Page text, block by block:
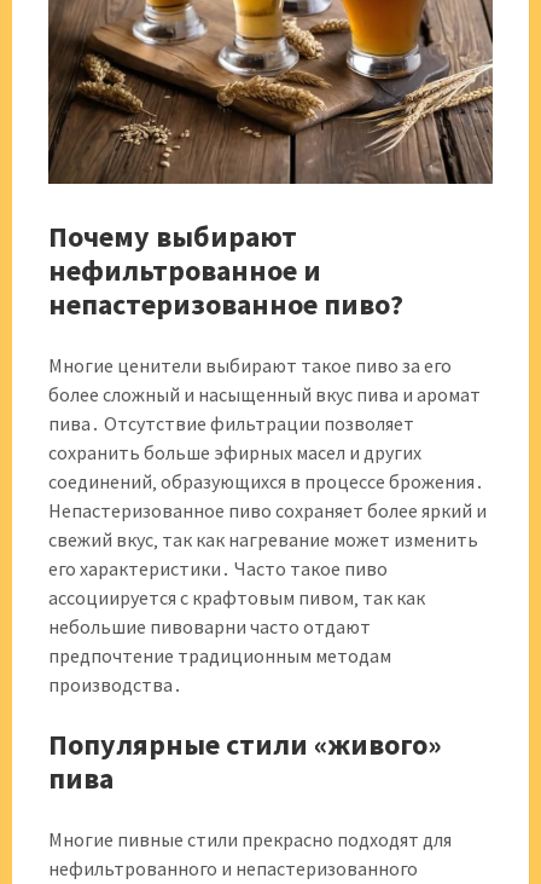
Почему выбирают
нефильтрованное и
непастеризованное пиво?
Многие ценители выбирают такое пиво за его
более сложный и насыщенный вкус пива и аромат
пива․ Отсутствие фильтрации позволяет
сохранить больше эфирных масел и других
соединений‚ образующихся в процессе брожения․
Непастеризованное пиво сохраняет более яркий и
свежий вкус‚ так как нагревание может изменить
его характеристики․ Часто такое пиво
ассоциируется с крафтовым пивом‚ так как
небольшие пивоварни часто отдают
предпочтение традиционным методам
производства․
Популярные стили «живого»
пива
Многие пивные стили прекрасно подходят для
нефильтрованного и непастеризованного